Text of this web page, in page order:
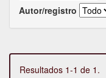
Autor/registro
Resultados 1-1 de 1.